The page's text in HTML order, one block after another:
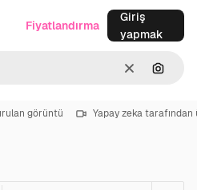
Temizlemek
Fiyatlandırma
Giriş
yapmak
görüntü Yapay zeka